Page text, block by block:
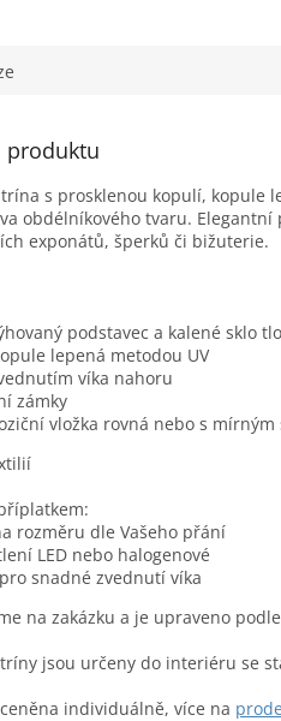
produktu
s prosklenou kopulí, kopule
obdélníkového tvaru.
exponátů, šperků či bižuterie.
podstavec a kalené sklo
lepená metodou UV
víka nahoru
zámky
vložka rovná nebo s mírným
rozměru dle Vašeho přání
LED nebo halogenové
snadné zvednutí víka
na zakázku a je upraveno
jsou určeny do interiéru se
individuálně, více na